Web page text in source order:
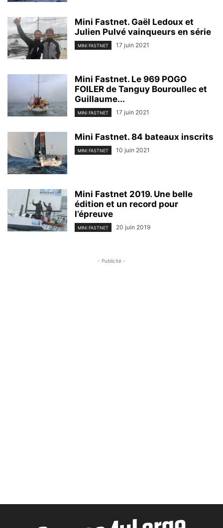
Mini Fastnet. Gaël Ledoux et
Julien Pulvé vainqueurs en série
MINI FASTNET 17 juin 2021
Mini Fastnet. Le 969 POGO
FOILER de Tanguy Bouroullec et
Guillaume...
MINI FASTNET 17 juin 2021
Mini Fastnet. 84 bateaux inscrits
MINI FASTNET 10 juin 2021
Mini Fastnet 2019. Une belle
édition et un record pour
l’épreuve
MINI FASTNET 20 juin 2019
- Publicité -